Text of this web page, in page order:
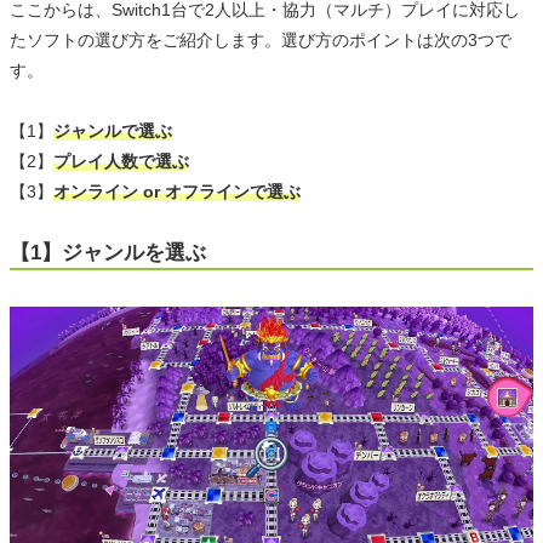
ここからは、Switch1台で2人以上・協力（マルチ）プレイに対応し
たソフトの選び方をご紹介します。選び方のポイントは次の3つで
す。
【1】 ジャンルで選ぶ
【2】 プレイ人数で選ぶ
【3】 オンライン or オフラインで選ぶ
【1】ジャンルを選ぶ